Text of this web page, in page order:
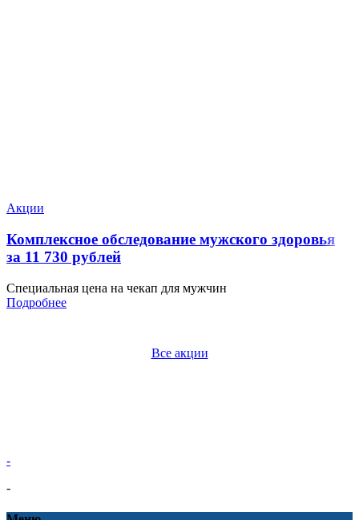
Акции
Комплексное обследование мужского здоровья
за 11 730 рублей
Специальная цена на чекап для мужчин
Подробнее
Все акции
-
-